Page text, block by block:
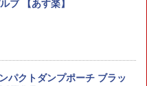
＜コレクターズアイテム
封品】タママ二等兵 「一番
ブ 【あす楽】
パクトダンプポーチ ブラッ